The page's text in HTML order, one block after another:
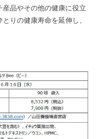
品やその他の健康に役立
りの健康寿命を延伸し、